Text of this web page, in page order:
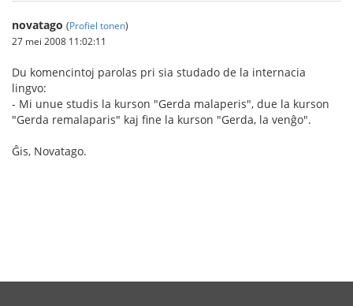
novatago (Profiel tonen)
27 mei 2008 11:02:11
Du komencintoj parolas pri sia studado de la internacia
lingvo:
- Mi unue studis la kurson "Gerda malaperis", due la kurson
"Gerda remalaparis" kaj fine la kurson "Gerda, la venĝo".
Ĝis, Novatago.